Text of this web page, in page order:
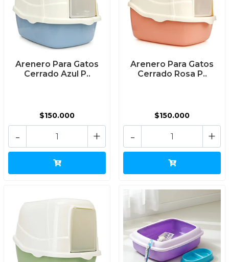
Arenero Para Gatos
Cerrado Azul P..
$150.000
+
-
Arenero Para Gatos
Cerrado Rosa P..
$150.000
+
-